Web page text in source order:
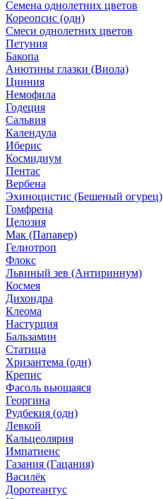
Семена однолетних цветов
Кореопсис (одн)
Смеси однолетних цветов
Петуния
Бакопа
Анютины глазки (Виола)
Цинния
Немофила
Годеция
Сальвия
Календула
Иберис
Космидиум
Пентас
Вербена
Эхиноцистис (Бешеный огурец)
Гомфрена
Целозия
Мак (Папавер)
Гелиотроп
Флокс
Львиный зев (Антириннум)
Космея
Дихондра
Клеома
Настурция
Бальзамин
Статица
Хризантема (одн)
Крепис
Фасоль вьющаяся
Георгина
Рудбекия (одн)
Левкой
Кальцеолярия
Импатиенс
Газания (Гацания)
Василёк
Доротеантус